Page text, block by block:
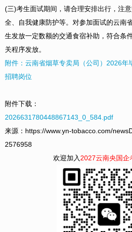
(三)考生面试期间，请合理安排出行，注
全、自我健康防护等。对参加面试的云南
生发放一定数额的交通食宿补助，符合条
关程序发放。
附件：云南省烟草专卖局（公司）2026年
招聘岗位
附件下载：
2026631780448867143_0_584.pdf
来源：https://www.yn-tobacco.com/
2576958
欢迎加入2027云南央国企